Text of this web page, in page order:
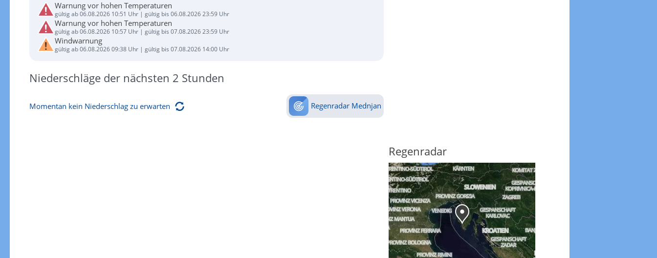
Warnung vor hohen Temperaturen
gültig ab 06.08.2026 10:51 Uhr | gültig bis 06.08.2026 23:59 Uhr
Warnung vor hohen Temperaturen
gültig ab 06.08.2026 10:57 Uhr | gültig bis 07.08.2026 23:59 Uhr
Windwarnung
gültig ab 06.08.2026 09:38 Uhr | gültig bis 07.08.2026 14:00 Uhr
Niederschläge der nächsten 2 Stunden
Momentan kein Niederschlag zu erwarten Regenradar Mednjan
Regenradar